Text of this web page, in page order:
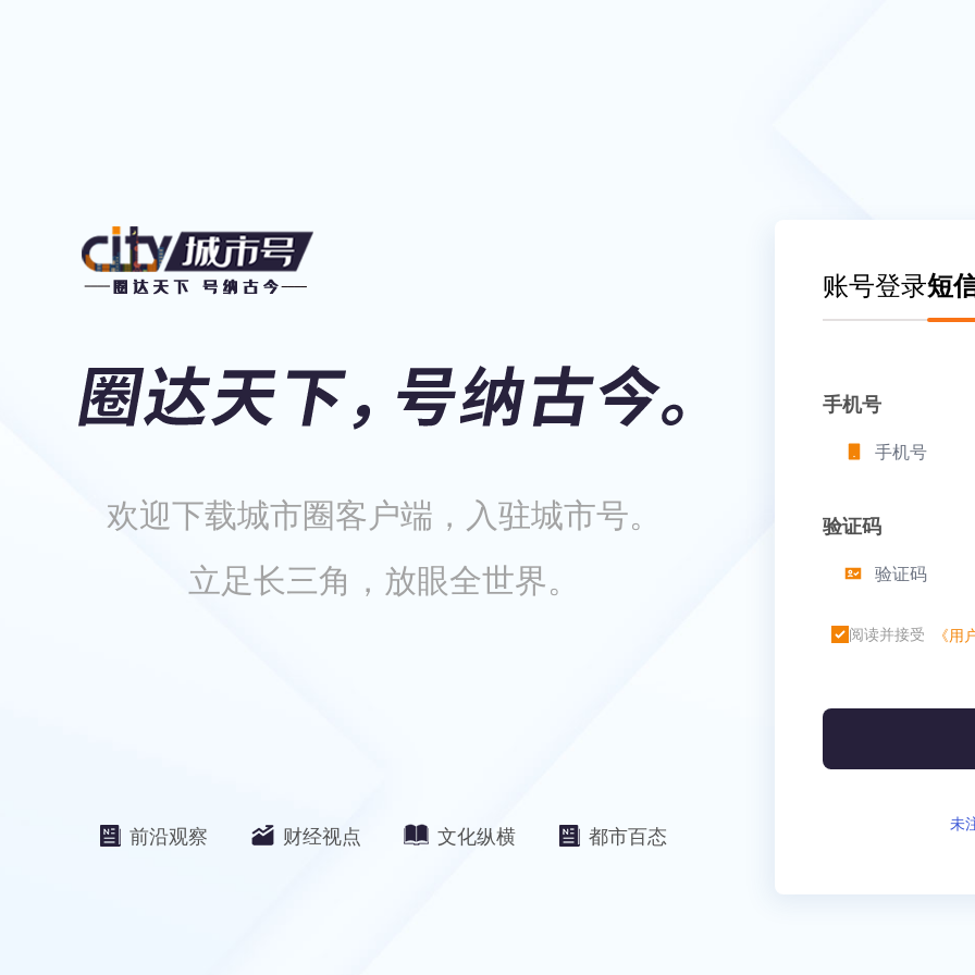
欢迎下载城市圈客户端，入驻城市号。
立足长三角，放眼全世界。
前沿观察 财经视点 文化纵横 都市百态
账号登录短
手机号
验证码
阅读并接受 《用
未